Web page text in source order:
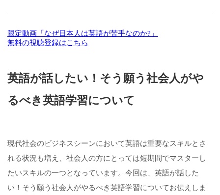
限定動画「なぜ日本人は英語が苦手なのか?」
無料の視聴登録はこちら
英語が話したい！そう願う社会人がや
るべき英語学習について
現代社会のビジネスシーンにおいて英語は重要なスキルとさ
れる状況も増え、社会人の方にとっては短期間でマスターし
たいスキルの一つとなっています。今回は、英語が話した
い！そう願う社会人がやるべき英語学習についてお伝えしま